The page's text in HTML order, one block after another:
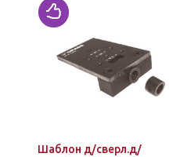
Шаблон д/сверл.д/